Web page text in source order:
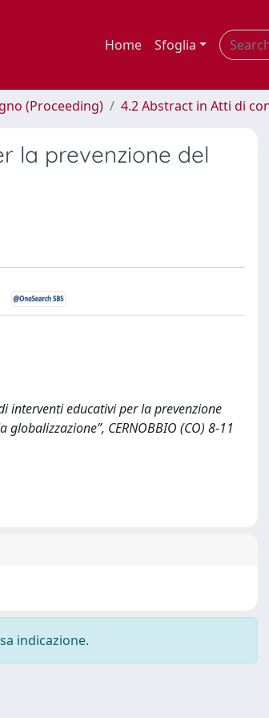
Home Sfoglia
(Proceeding) 4.2 Abstract in Atti di
la prevenzione del
interventi educativi per la prevenzione
CERNOBBIO (CO) 8-11
indicazione.